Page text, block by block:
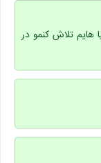
هایم تلاش کنمو در